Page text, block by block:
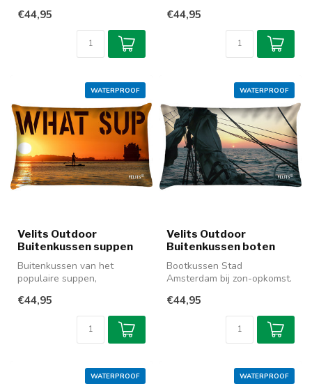
Voiles de ...
€44,95 €44,95
WATERPROOF
Velits Outdoor
Buitenkussen suppen
Buitenkussen van het
populaire suppen,
niet. Zorgt voo...
€44,95
WATERPROOF
Velits Outdoor
Buitenkussen boten
Bootkussen Stad
Amsterdam bij zon-opkomst.
waterafstotend en li...
€44,95
WATERPROOF WATERPROOF